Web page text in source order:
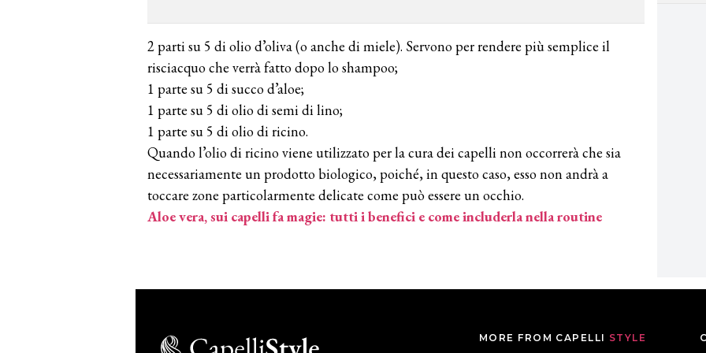
2 parti su 5 di olio d’oliva (o anche di miele). Servono per rendere più semplice il
risciacquo che verrà fatto dopo lo shampoo;
1 parte su 5 di succo d’aloe;
1 parte su 5 di olio di semi di lino;
1 parte su 5 di olio di ricino.
Quando l’olio di ricino viene utilizzato per la cura dei capelli non occorrerà che sia
necessariamente un prodotto biologico, poiché, in questo caso, esso non andrà a
toccare zone particolarmente delicate come può essere un occhio.
Aloe vera, sui capelli fa magie: tutti i benefici e come includerla nella routine
MORE FROM CAPELLI STYLE